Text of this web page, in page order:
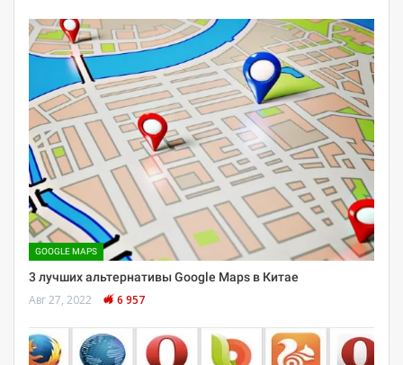
GOOGLE MAPS
3 лучших альтернативы Google Maps в Китае
Авг 27, 2022 6 957